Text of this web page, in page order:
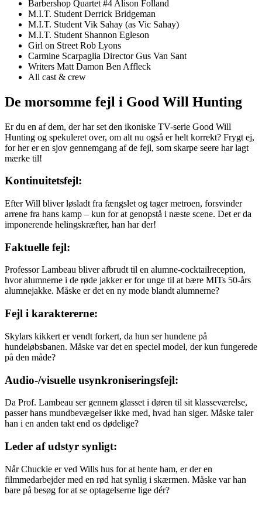
Barbershop Quartet #4 Alison Folland
M.I.T. Student Derrick Bridgeman
M.I.T. Student Vik Sahay (as Vic Sahay)
M.I.T. Student Shannon Egleson
Girl on Street Rob Lyons
Carmine Scarpaglia Director Gus Van Sant
Writers Matt Damon Ben Affleck
All cast & crew
De morsomme fejl i Good Will Hunting
Er du en af dem, der har set den ikoniske TV-serie Good Will
Hunting og spekuleret over, om alt nu også er helt korrekt? Frygt ej,
for her er en sjov gennemgang af de fejl, som skarpe seere har lagt
mærke til!
Kontinuitetsfejl:
Efter Will bliver løsladt fra fængslet og tager metroen, forsvinder
arrene fra hans kamp – kun for at genopstå i næste scene. Det er da
imponerende helingskræfter, han har der!
Faktuelle fejl:
Professor Lambeau bliver afbrudt til en alumne-cocktailreception,
hvor alumnerne i de røde jakker er for unge til at bære MITs 50-års
alumnejakke. Måske er det en ny mode blandt alumnerne?
Fejl i karaktererne:
Skylars kikkert er vendt forkert, da hun ser hundene på
hundeløbsbanen. Måske var det en speciel model, der kun fungerede
på den måde?
Audio-/visuelle usynkroniseringsfejl:
Da Prof. Lambeau ser gennem glasset i døren til sit klasseværelse,
passer hans mundbevægelser ikke med, hvad han siger. Måske taler
han i en anden takt end os dødelige?
Leder af udstyr synligt:
Når Chuckie er ved Wills hus for at hente ham, er der en
filmmedarbejder med en rød hat synlig i skærmen. Måske var han
bare på besøg for at se optagelserne lige dér?